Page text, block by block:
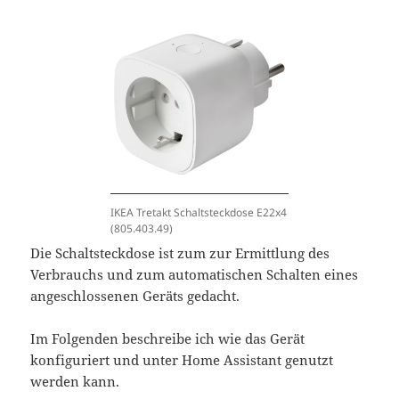
IKEA Tretakt Schaltsteckdose E22x4
(805.403.49)
Die Schaltsteckdose ist zum zur Ermittlung des
Verbrauchs und zum automatischen Schalten eines
angeschlossenen Geräts gedacht.
Im Folgenden beschreibe ich wie das Gerät
konfiguriert und unter Home Assistant genutzt
werden kann.